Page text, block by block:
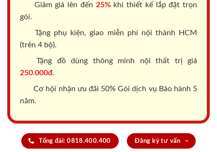
Giảm giá lên đến 25%khi thiết kế lắp đặt trọn
gói.
Tặng phụ kiện, giao miễn phí nội thành HCM
(trên 4 bộ).
Tặng đồ dùng thông minh nội thất trị giá
250.000đ.
Cơ hội nhận ưu đãi 50% Gói dịch vụ Bảo hành 5
năm.
Tổng đài: 0818.400.400 Đăng ký tư vấn